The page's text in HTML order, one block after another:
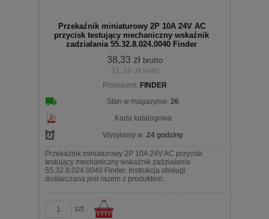
koszyka
Przekaźnik miniaturowy 2P 10A 24V AC
przycisk testujący mechaniczny wskaźnik
zadziałania 55.32.8.024.0040 Finder
38,33 zł brutto
31,16 zł netto
Producent: FINDER
Stan w magazynie: 26
Karta katalogowa
Wysyłamy w: 24 godziny
Przekaźnik miniaturowy 2P 10A 24V AC przycisk
testujący mechaniczny wskaźnik zadziałania
55.32.8.024.0040 Finder. Instrukcja obsługi
dostarczana jest razem z produktem.
szt.